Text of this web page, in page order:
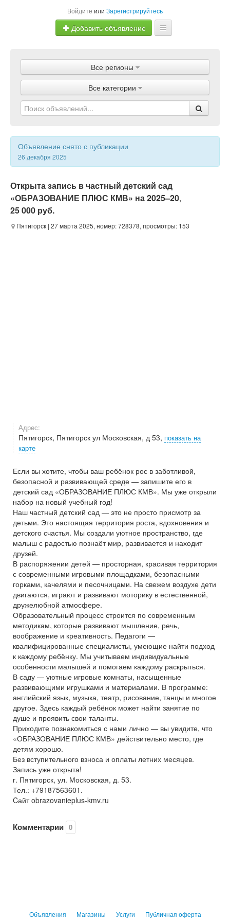
Войдите или Зарегистрируйтесь
Добавить объявление
Объявления
Магазины
Услуги
Статьи
Все регионы
Все категории
Объявление снято с публикации
26 декабря 2025
Открыта запись в частный детский сад
«ОБРАЗОВАНИЕ ПЛЮС КМВ» на 2025–20,
25 000 руб.
Пятигорск | 27 марта 2025, номер: 728378, просмотры: 153
Адрес:
Пятигорск, Пятигорск ул Московская, д 53, показать на
карте
Если вы хотите, чтобы ваш ребёнок рос в заботливой,
безопасной и развивающей среде — запишите его в
детский сад «ОБРАЗОВАНИЕ ПЛЮС КМВ». Мы уже открыли
набор на новый учебный год!
Наш частный детский сад — это не просто присмотр за
детьми. Это настоящая территория роста, вдохновения и
детского счастья. Мы создали уютное пространство, где
малыш с радостью познаёт мир, развивается и находит
друзей.
В распоряжении детей — просторная, красивая территория
с современными игровыми площадками, безопасными
горками, качелями и песочницами. На свежем воздухе дети
двигаются, играют и развивают моторику в естественной,
дружелюбной атмосфере.
Образовательный процесс строится по современным
методикам, которые развивают мышление, речь,
воображение и креативность. Педагоги —
квалифицированные специалисты, умеющие найти подход
к каждому ребёнку. Мы учитываем индивидуальные
особенности малышей и помогаем каждому раскрыться.
В саду — уютные игровые комнаты, насыщенные
развивающими игрушками и материалами. В программе:
английский язык, музыка, театр, рисование, танцы и многое
другое. Здесь каждый ребёнок может найти занятие по
душе и проявить свои таланты.
Приходите познакомиться с нами лично — вы увидите, что
«ОБРАЗОВАНИЕ ПЛЮС КМВ» действительно место, где
детям хорошо.
Без вступительного взноса и оплаты летних месяцев.
Запись уже открыта!
г. Пятигорск, ул. Московская, д. 53.
Тел.: +79187563601.
Cайт obrazovanieplus-kmv.ru
Комментарии 0
Объявления Магазины Услуги Публичная оферта